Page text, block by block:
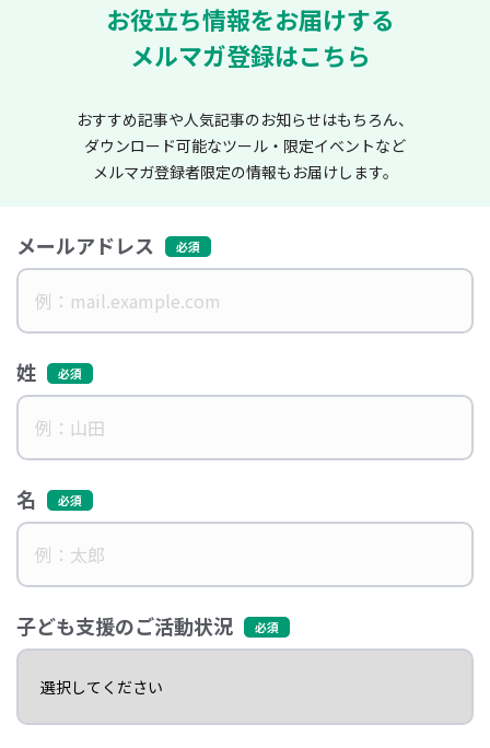
お役立ち情報をお届けする
メルマガ登録はこちら
おすすめ記事や人気記事のお知らせはもちろん、
ダウンロード可能なツール・限定イベントなど
メルマガ登録者限定の情報もお届けします。
メールアドレス
姓
名
子ども支援のご活動状況